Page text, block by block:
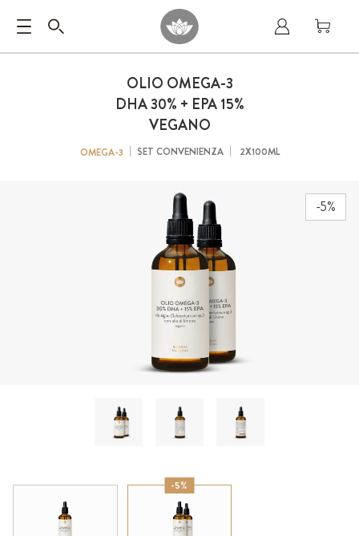
-5%
OLIO OMEGA-3
DHA 30% + EPA 15%
VEGANO
OMEGA-3 SET CONVENIENZA 2X100ML
-5%